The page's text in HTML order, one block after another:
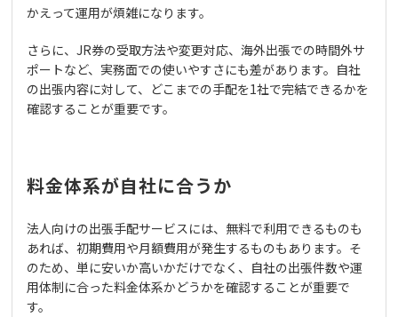
かえって運用が煩雑になります。
さらに、JR券の受取方法や変更対応、海外出張での時間外サ
ポートなど、実務面での使いやすさにも差があります。自社
の出張内容に対して、どこまでの手配を1社で完結できるかを
確認することが重要です。
料金体系が自社に合うか
法人向けの出張手配サービスには、無料で利用できるものも
あれば、初期費用や月額費用が発生するものもあります。そ
のため、単に安いか高いかだけでなく、自社の出張件数や運
用体制に合った料金体系かどうかを確認することが重要で
す。